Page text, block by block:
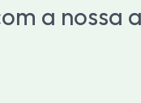
a nossa